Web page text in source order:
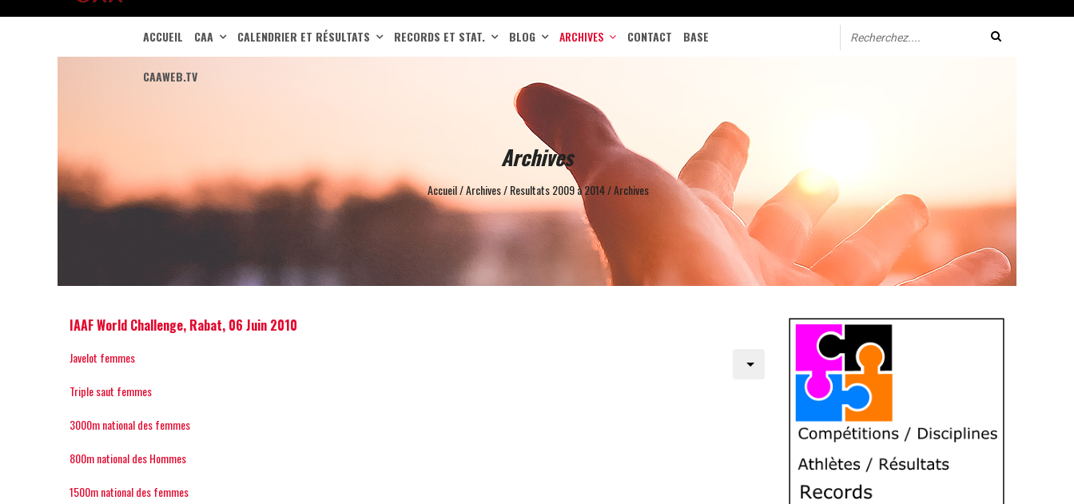
ACCUEIL CAA CALENDRIER ET RÉSULTATS RECORDS ET STAT. BLOG ARCHIVES CONTACT BASE
CAAWEB.TV
Archives
Accueil/Archives/Resultats 2009 à 2014/Archives
IAAF World Challenge, Rabat, 06 Juin 2010
Javelot femmes
Triple saut femmes
3000m national des femmes
800m national des Hommes
1500m national des femmes